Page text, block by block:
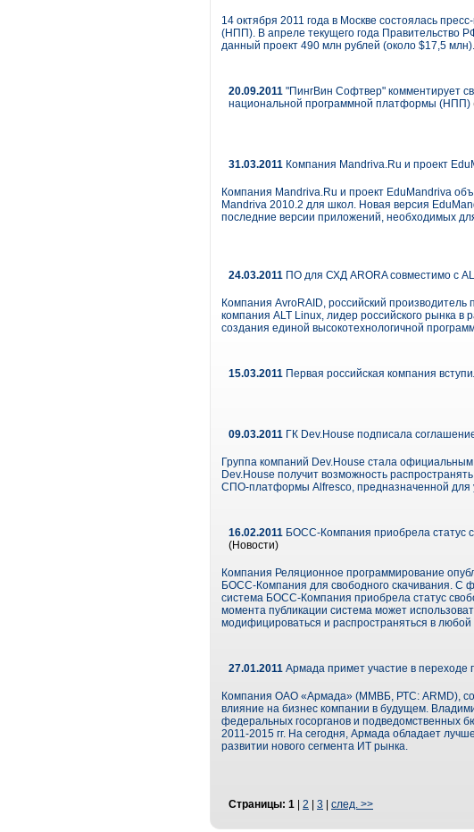
14 октября 2011 года в Москве состоялась
(НПП). В апреле текущего года Правительство
данный проект 490 млн рублей (около $17,5 млн).
20.09.2011 "ПингВин Софтвер" комментирует
национальной программной платформы (НПП)
31.03.2011 Компания Mandriva.Ru и проект
Компания Mandriva.Ru и проект EduMandriva
Mandriva 2010.2 для школ. Новая версия
последние версии приложений, необходимых
24.03.2011 ПО для СХД ARORA совместимо с
Компания AvroRAID, российский
компания ALT Linux, лидер российского рынка
создания единой высокотехнологичной
15.03.2011 Первая российская компания
09.03.2011 ГК Dev.House подписала
Группа компаний Dev.House стала
Dev.House получит возможность
СПО-платформы Alfresco, предназначенной
16.02.2011 БОСС-Компания приобрела статус
(Новости)
Компания Реляционное программирование
БОСС-Компания для свободного скачивания. С
система БОСС-Компания приобрела статус
момента публикации система может
модифицироваться и распространяться в
27.01.2011 Армада примет участие в переходе
Компания ОАО «Армада» (ММВБ, РТС: ARMD),
влияние на бизнес компании в будущем.
федеральных госорганов и подведомственных
2011-2015 гг. На сегодня, Армада обладает
развитии нового сегмента ИТ рынка.
Страницы: 1 2 3 след. >>